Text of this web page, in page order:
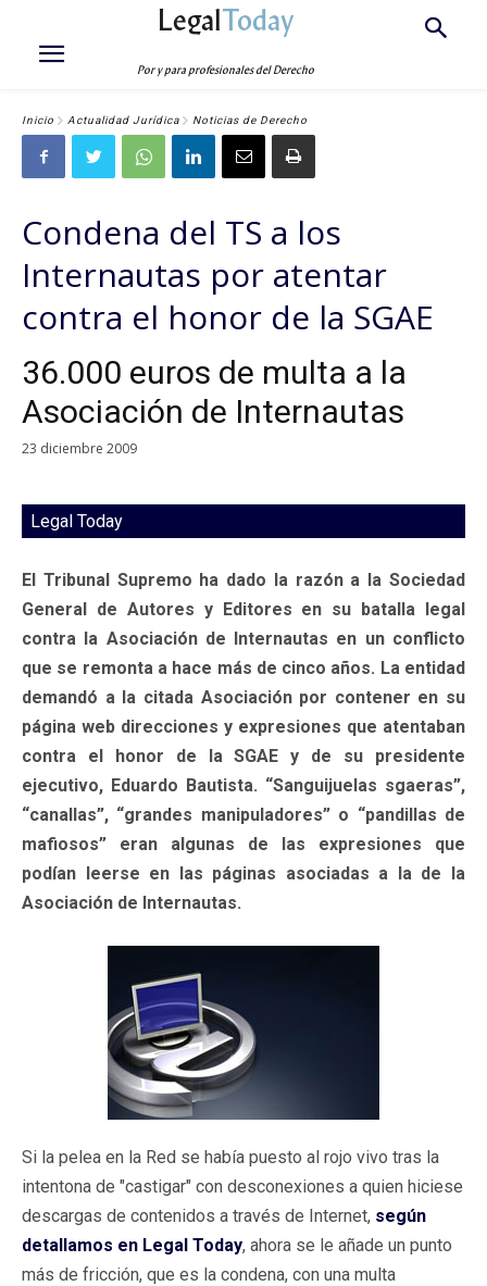
LegalToday
Por y para profesionales del Derecho
Inicio Actualidad Jurídica Noticias de Derecho
Condena del TS a los
Internautas por atentar
contra el honor de la SGAE
36.000 euros de multa a la
Asociación de Internautas
23 diciembre 2009
Legal Today
El Tribunal Supremo ha dado la razón a la Sociedad
General de Autores y Editores en su batalla legal
contra la Asociación de Internautas en un conflicto
que se remonta a hace más de cinco años. La entidad
demandó a la citada Asociación por contener en su
página web direcciones y expresiones que atentaban
contra el honor de la SGAE y de su presidente
ejecutivo, Eduardo Bautista. “Sanguijuelas sgaeras”,
“canallas”, “grandes manipuladores” o “pandillas de
mafiosos” eran algunas de las expresiones que
podían leerse en las páginas asociadas a la de la
Asociación de Internautas.
Si la pelea en la Red se había puesto al rojo vivo tras la
intentona de "castigar" con desconexiones a quien hiciese
descargas de contenidos a través de Internet, según
detallamos en Legal Today, ahora se le añade un punto
más de fricción, que es la condena, con una multa